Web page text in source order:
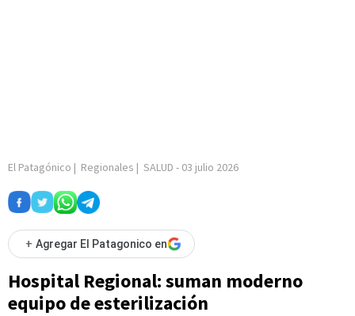
El Patagónico | Regionales | SALUD - 03 julio 2026
+ Agregar El Patagonico en
Hospital Regional: suman moderno
equipo de esterilización